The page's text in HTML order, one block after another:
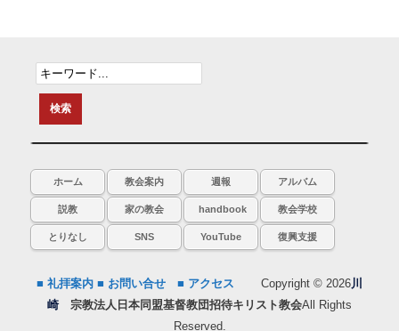
ホーム 教会案内 週報 アルバム
説教 家の教会 handbook 教会学校
とりなし SNS YouTube 復興支援
■ 礼拝案内 ■ お問い合せ ■ アクセス Copyright © 2026川
崎
宗教法人日本同盟基督教団招待キリスト教会All Rights
Reserved.